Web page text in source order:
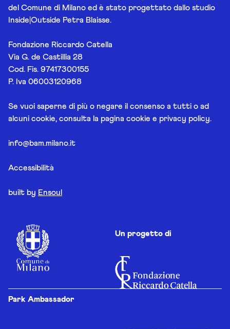
del Comune di Milano ed è stato progettato dallo studio
Inside|Outside Petra Blaisse.
Fondazione Riccardo Catella
Via G. de Castillia 28
Cod. Fis. 97417300155
P. Iva 06003120968
Se vuoi saperne di più o negare il consenso a tutti o ad
alcuni cookie, consulta la pagina cookie e privacy policy.
info@bam.milano.it
Accessibilità
built by Ensoul
Un progetto di
Park Ambassador